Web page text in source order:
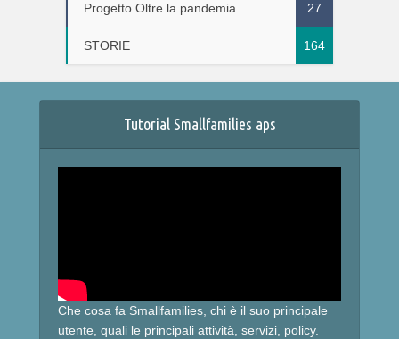
Progetto Oltre la pandemia 27
STORIE 164
Tutorial Smallfamilies aps
Che cosa fa Smallfamilies, chi è il suo principale
utente, quali le principali attività, servizi, policy.